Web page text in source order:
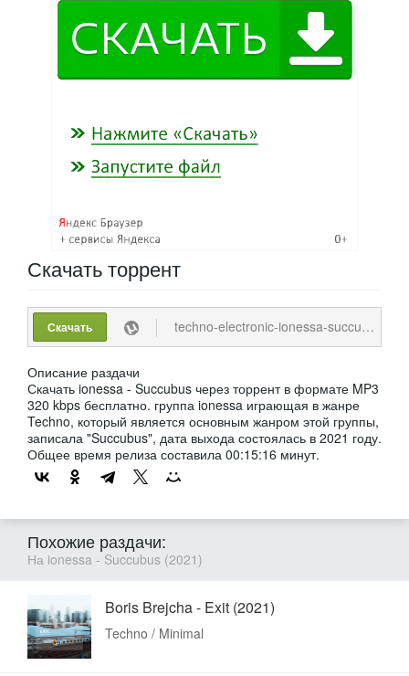
Скачатьторрент
Скачать techno-electronic-ionessa-succubus-2021-mp3-320-kbps.torrent
Описание раздачи
Скачать ionessa - Succubus через торрент в формате MP3
320 kbps бесплатно. группа ionessa играющая в жанре
Techno, который является основным жанром этой группы,
записала "Succubus", дата выхода состоялась в 2021 году.
Общее время релиза составила 00:15:16 минут.
Похожие раздачи:
На ionessa - Succubus (2021)
Boris Brejcha - Exit (2021)
Techno / Minimal